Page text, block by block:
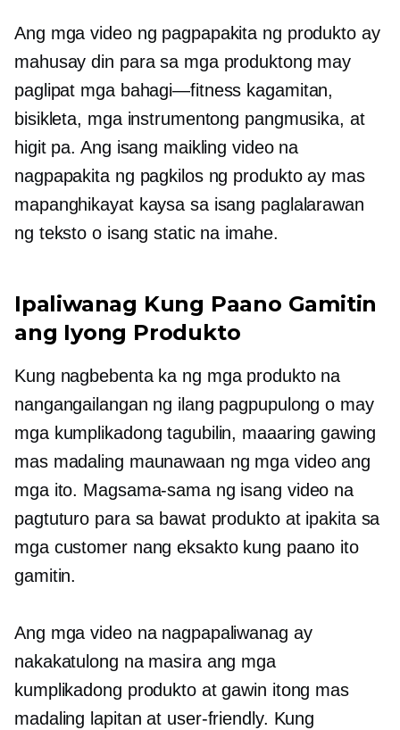
Ang mga video ng pagpapakita ng produkto ay
mahusay din para sa mga produktong may
paglipat mga bahagi—fitness kagamitan,
bisikleta, mga instrumentong pangmusika, at
higit pa. Ang isang maikling video na
nagpapakita ng pagkilos ng produkto ay mas
mapanghikayat kaysa sa isang paglalarawan
ng teksto o isang static na imahe.
Ipaliwanag Kung Paano Gamitin
ang Iyong Produkto
Kung nagbebenta ka ng mga produkto na
nangangailangan ng ilang pagpupulong o may
mga kumplikadong tagubilin, maaaring gawing
mas madaling maunawaan ng mga video ang
mga ito. Magsama-sama ng isang video na
pagtuturo para sa bawat produkto at ipakita sa
mga customer nang eksakto kung paano ito
gamitin.
Ang mga video na nagpapaliwanag ay
nakakatulong na masira ang mga
kumplikadong produkto at gawin itong mas
madaling lapitan at user-friendly. Kung